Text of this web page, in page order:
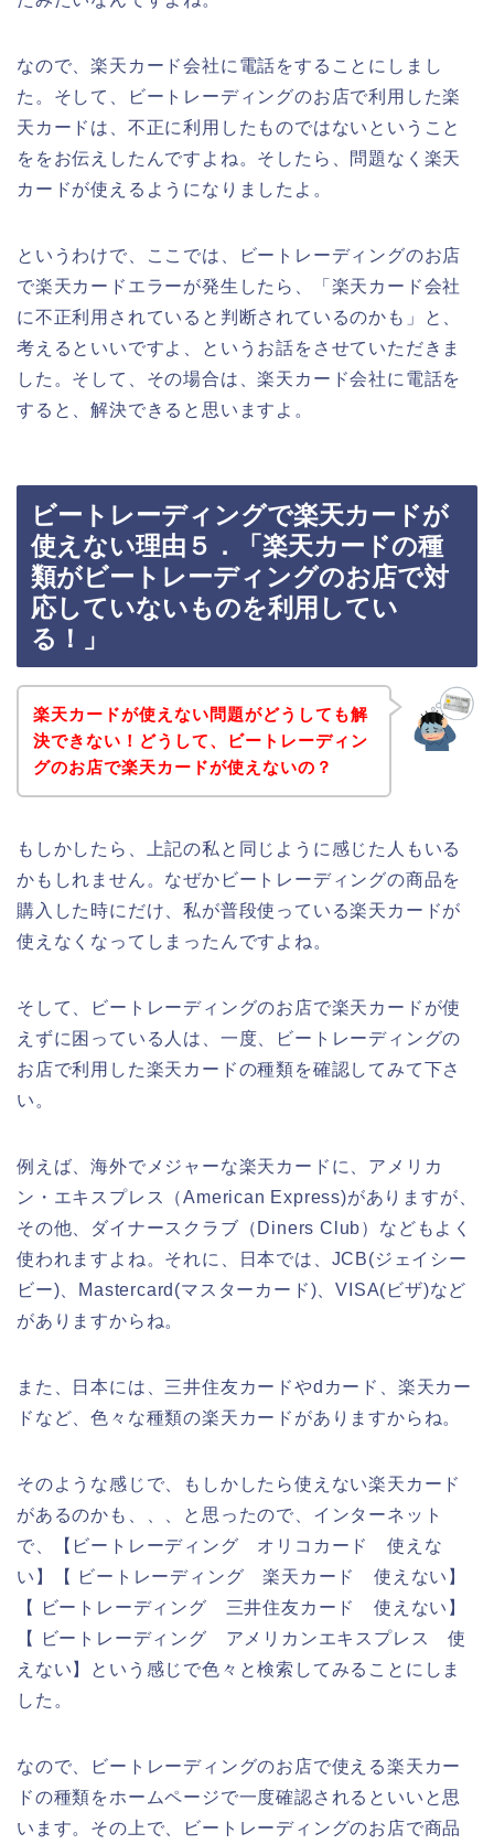
なので、楽天カード会社に電話をすることにしまし
た。そして、ビートレーディングのお店で利用した楽
天カードは、不正に利用したものではないということ
ををお伝えしたんですよね。そしたら、問題なく楽天
カードが使えるようになりましたよ。
というわけで、ここでは、ビートレーディングのお店
で楽天カードエラーが発生したら、「楽天カード会社
に不正利用されていると判断されているのかも」と、
考えるといいですよ、というお話をさせていただきま
した。そして、その場合は、楽天カード会社に電話を
すると、解決できると思いますよ。
ビートレーディングで楽天カードが
使えない理由５．「楽天カードの種
類がビートレーディングのお店で対
応していないものを利用してい
る！」
楽天カードが使えない問題がどうしても解
決できない！どうして、ビートレーディン
グのお店で楽天カードが使えないの？
もしかしたら、上記の私と同じように感じた人もいる
かもしれません。なぜかビートレーディングの商品を
購入した時にだけ、私が普段使っている楽天カードが
使えなくなってしまったんですよね。
そして、ビートレーディングのお店で楽天カードが使
えずに困っている人は、一度、ビートレーディングの
お店で利用した楽天カードの種類を確認してみて下さ
い。
例えば、海外でメジャーな楽天カードに、アメリカ
ン・エキスプレス（American Express)がありますが、
その他、ダイナースクラブ（Diners Club）などもよく
使われますよね。それに、日本では、JCB(ジェイシー
ビー)、Mastercard(マスターカード)、VISA(ビザ)など
がありますからね。
また、日本には、三井住友カードやdカード、楽天カー
ドなど、色々な種類の楽天カードがありますからね。
そのような感じで、もしかしたら使えない楽天カード
があるのかも、、、と思ったので、インターネット
で、【ビートレーディング オリコカード 使えな
い】【 ビートレーディング 楽天カード 使えない】
【 ビートレーディング 三井住友カード 使えない】
【 ビートレーディング アメリカンエキスプレス 使
えない】という感じで色々と検索してみることにしま
した。
なので、ビートレーディングのお店で使える楽天カー
ドの種類をホームページで一度確認されるといいと思
います。その上で、ビートレーディングのお店で商品